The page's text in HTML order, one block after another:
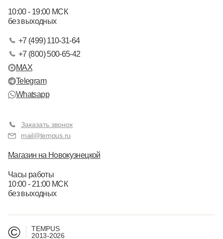
10:00 - 19:00 МСК
без выходных
+7 (499) 110-31-64
+7 (800) 500-65-42
MAX
Telegram
Whatsapp
Заказать звонок
mail@tempus.ru
Магазин на Новокузнецкой
Часы работы
10:00 - 21:00 МСК
без выходных
©
TEMPUS
2013-2026